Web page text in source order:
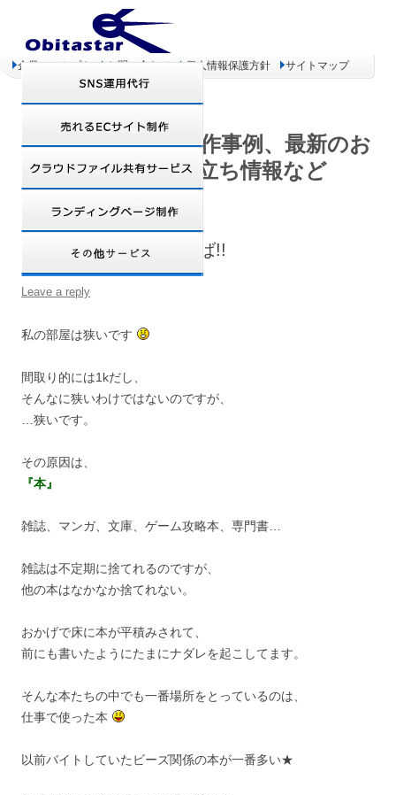
企業コンセプト お問い合わせ 個人情報保護方針 サイトマップ
オビタスター 制作事例、最新のお
得情報、お役立ち情報など
もう少し部屋が広ければ!!
Leave a reply
私の部屋は狭いです
間取り的には1kだし、
そんなに狭いわけではないのですが、
…狭いです。
その原因は、
『本』
雑誌、マンガ、文庫、ゲーム攻略本、専門書…
雑誌は不定期に捨てれるのですが、
他の本はなかなか捨てれない。
おかげで床に本が平積みされて、
前にも書いたようにたまにナダレを起こしてます。
そんな本たちの中でも一番場所をとっているのは、
仕事で使った本
以前バイトしていたビーズ関係の本が一番多い★